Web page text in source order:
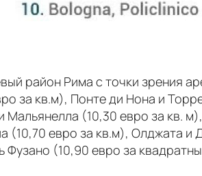
район Рима с точки зрения
за кв.м), Понте ди Нона и
(10,30 евро за кв.
евро за кв.м), Олджата и
(10,90 евро за